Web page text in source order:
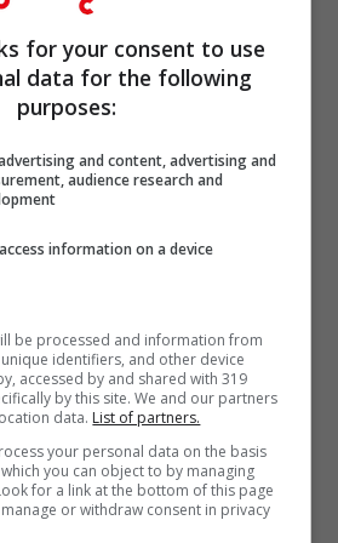
Federico
in Sardegna
cura i capelli di una cliente
sanzionato in
for your consent to use
data for the following
purposes:
and content, advertising and
audience research and
information on a device
be processed and information from
identifiers, and other device
accessed by and shared with 319
by this site. We and our partners
data. List of partners.
your personal data on the basis
you can object to by managing
for a link at the bottom of this page
or withdraw consent in privacy